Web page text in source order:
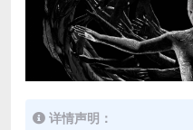
详情声明：